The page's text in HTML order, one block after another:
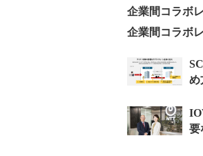
企業間コラボ
企業間コラボ